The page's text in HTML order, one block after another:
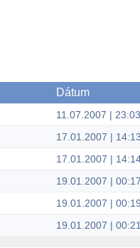
Dátum
11.07.2007 | 23:03
17.01.2007 |
17.01.2007 |
19.01.2007 |
19.01.2007 |
19.01.2007 |